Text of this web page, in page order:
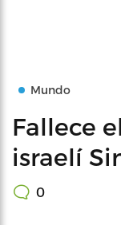
Mundo
Fallece
israelí
0